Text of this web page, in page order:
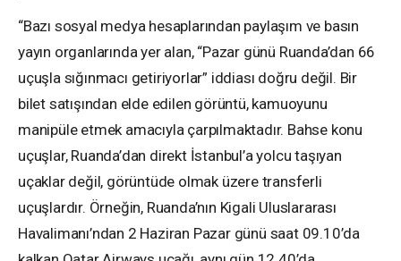
“Bazı sosyal medya hesaplarından paylaşım ve basın
yayın organlarında yer alan, “Pazar günü Ruanda’dan 66
uçuşla sığınmacı getiriyorlar” iddiası doğru değil. Bir
bilet satışından elde edilen görüntü, kamuoyunu
manipüle etmek amacıyla çarpılmaktadır. Bahse konu
uçuşlar, Ruanda’dan direkt İstanbul’a yolcu taşıyan
uçaklar değil, görüntüde olmak üzere transferli
uçuşlardır. Örneğin, Ruanda’nın Kigali Uluslararası
Havalimanı’ndan 2 Haziran Pazar günü saat 09.10’da